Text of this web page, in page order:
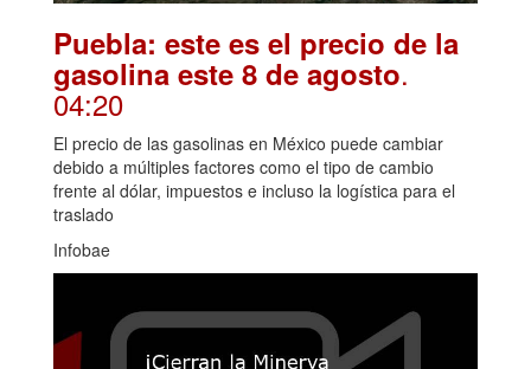
Puebla: este es el precio de la
gasolina este 8 de agosto.
04:20
El precio de las gasolinas en México puede cambiar
debido a múltiples factores como el tipo de cambio
frente al dólar, impuestos e incluso la logística para el
traslado
Infobae